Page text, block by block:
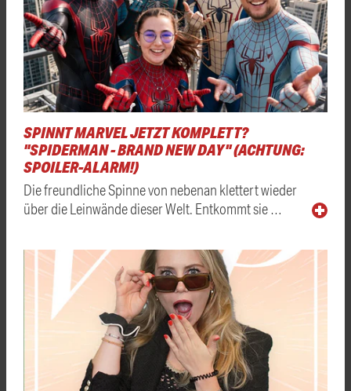
SPINNT MARVEL JETZT KOMPLETT?
"SPIDERMAN - BRAND NEW DAY" (ACHTUNG:
SPOILER-ALARM!)
Die freundliche Spinne von nebenan klettert wieder
über die Leinwände dieser Welt. Entkommt sie …